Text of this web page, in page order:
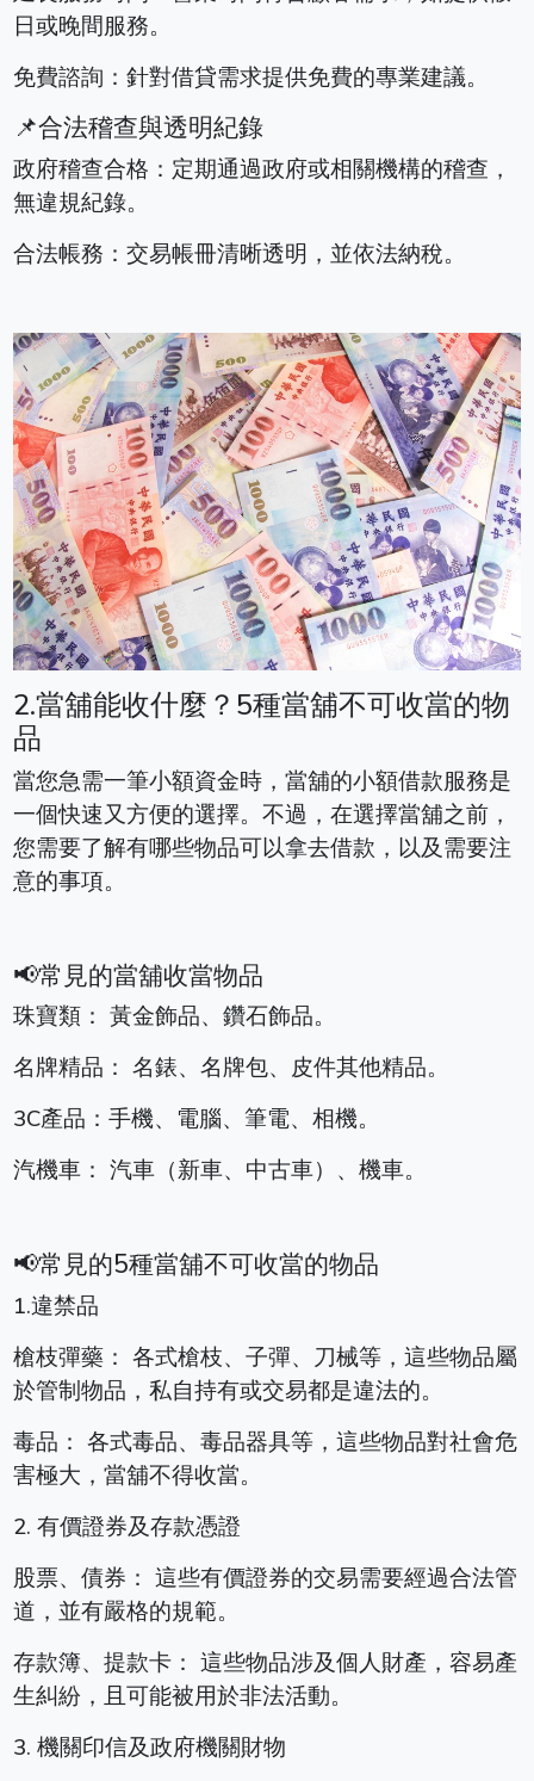
日或晚間服務。
免費諮詢：針對借貸需求提供免費的專業建議。
📌合法稽查與透明紀錄
政府稽查合格：定期通過政府或相關機構的稽查，
無違規紀錄。
合法帳務：交易帳冊清晰透明，並依法納稅。
2.當舖能收什麼？5種當舖不可收當的物
品
當您急需一筆小額資金時，當舖的小額借款服務是
一個快速又方便的選擇。不過，在選擇當舖之前，
您需要了解有哪些物品可以拿去借款，以及需要注
意的事項。
📢常見的當舖收當物品
珠寶類： 黃金飾品、鑽石飾品。
名牌精品： 名錶、名牌包、皮件其他精品。
3C產品：手機、電腦、筆電、相機。
汽機車： 汽車（新車、中古車）、機車。
📢常見的5種當舖不可收當的物品
1.違禁品
槍枝彈藥： 各式槍枝、子彈、刀械等，這些物品屬
於管制物品，私自持有或交易都是違法的。
毒品： 各式毒品、毒品器具等，這些物品對社會危
害極大，當舖不得收當。
2. 有價證券及存款憑證
股票、債券： 這些有價證券的交易需要經過合法管
道，並有嚴格的規範。
存款簿、提款卡： 這些物品涉及個人財產，容易產
生糾紛，且可能被用於非法活動。
3. 機關印信及政府機關財物